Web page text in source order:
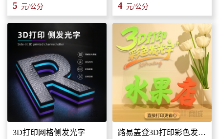
5 元/公分 4 元/公分
3D打印网格侧发光字 路易盖登3D打印彩色发光字广告招牌广告标识标牌